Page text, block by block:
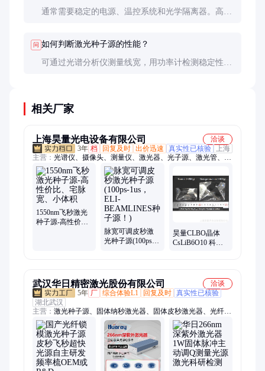
通常需要稳定的电源、温控系统和光学隔离器。高精
问 如何判断激光种子源的性能？
可通过光谱分析仪测量线宽，用功率计检测稳定性，
相关厂家
上海昊量光电设备有限公司
洽谈
3年 档 回复及时 出价迅速 真实性已核验
上海
主营： 光谱仪、摄像头、测量仪、激光器、光子源、激光管、采
集卡、放大器、单色仪、护目镜、传感器、扫描镜、超稳腔、增
强器、滤光片、成像仪、功率计、光纤束、示波器、鉴相器、探
测器、磁强计、相位计、照度计、检测仪
1550nm飞秒激光
种子源-高性价
脉宽可调皮秒激
光种子源(100ps-
昊量CLBO晶体
CsLiB6O10 科研
武汉华日精密激光股份有限公司
洽谈
5年 厂 综合体验L1 回复及时 真实性已核验
湖北武汉
主营： 激光种子源、固体纳秒激光器、固体皮秒激光器、光纤飞
秒激光器、科研级激光器、紫外激光器、355nm激光器